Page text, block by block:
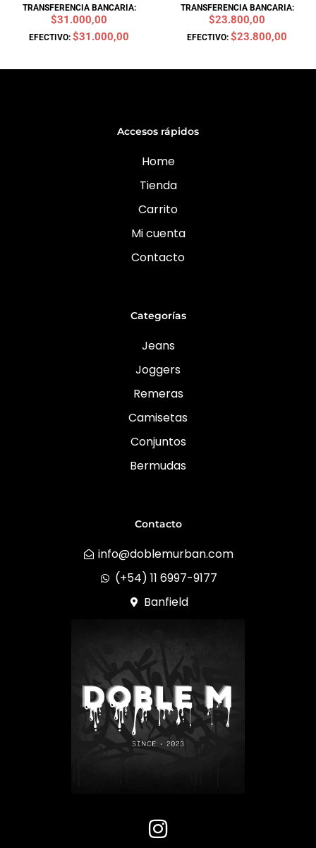
TRANSFERENCIA BANCARIA:
$31.000,00
EFECTIVO: $31.000,00
TRANSFERENCIA BANCARIA:
$23.800,00
EFECTIVO: $23.800,00
Accesos rápidos
Home
Tienda
Carrito
Mi cuenta
Contacto
Categorías
Jeans
Joggers
Remeras
Camisetas
Conjuntos
Bermudas
Contacto
info@doblemurban.com
(+54) 11 6997-9177
Banfield
I
n